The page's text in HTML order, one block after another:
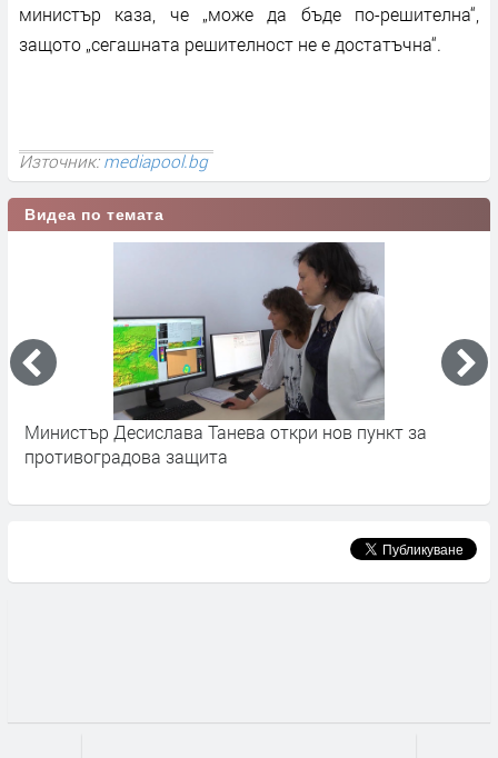
министър каза, че „може да бъде по-решителна“,
защото „сегашната решителност не е достатъчна“.
Източник:mediapool.bg
Видеа по темата
Министър Десислава Танева откри нов пункт за
противоградова защита